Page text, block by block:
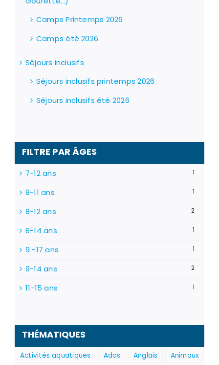
Camps Printemps 2026
Camps été 2026
Séjours inclusifs
Séjours inclusifs printemps 2026
Séjours inclusifs été 2026
FILTRE PAR ÂGES
7-12 ans 1
8-11 ans 1
8-12 ans 2
8-14 ans 1
9 -17 ans 1
9-14 ans 2
11-15 ans 1
THÉMATIQUES
Activités aquatiques Ados Anglais
Animaux